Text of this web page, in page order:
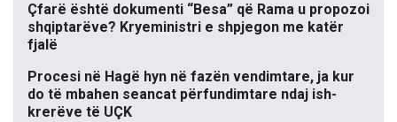
Çfarë është dokumenti “Besa” që Rama u propozoi
shqiptarëve? Kryeministri e shpjegon me katër
fjalë
Procesi në Hagë hyn në fazën vendimtare, ja kur
do të mbahen seancat përfundimtare ndaj ish-
krerëve të UÇK